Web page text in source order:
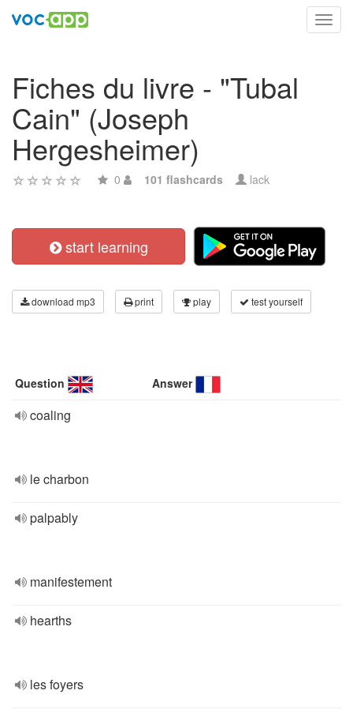
Fiches du livre - "Tubal
Cain" (Joseph
Hergesheimer)
0 101 flashcards lack
start learning
download mp3 print play test yourself
Question Answer
coaling
le charbon
palpably
manifestement
hearths
les foyers